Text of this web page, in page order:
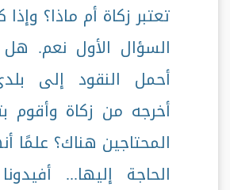
تعتبر زكاة أم ماذا؟
السؤال الأول نعم.
أحمل النقود إلى
أخرجه من زكاة وأقوم
المحتاجين هناك؟
الحاجة إليها...